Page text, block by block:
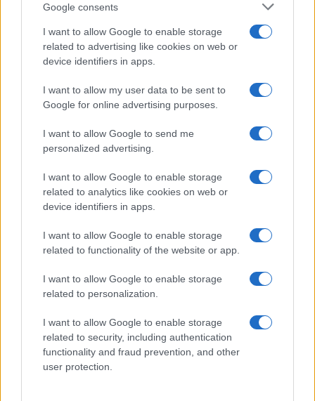
Google consents
I want to allow Google to enable storage
related to advertising like cookies on web or
device identifiers in apps.
I want to allow my user data to be sent to
Google for online advertising purposes.
I want to allow Google to send me
personalized advertising.
I want to allow Google to enable storage
related to analytics like cookies on web or
device identifiers in apps.
I want to allow Google to enable storage
related to functionality of the website or app.
I want to allow Google to enable storage
related to personalization.
I want to allow Google to enable storage
related to security, including authentication
functionality and fraud prevention, and other
user protection.
LIFESTYLE
Italia, cultura e soft power: come valorizzare il nostro
Camilla Fiore · 7 Ago 2026